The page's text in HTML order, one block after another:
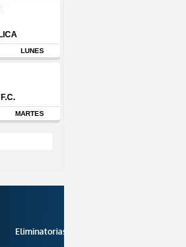
Eliminatorias 2026